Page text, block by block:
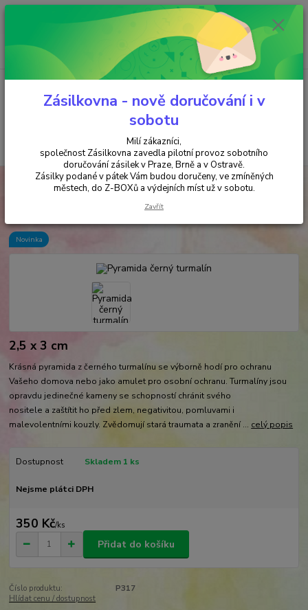
Minimální hodnota objednávky je 200 kč. Při nákupu nad 2000,- Kč je
požadována platba předem na účet.
Menu
+420 737 737 037
(Po-Pá, 9-18 hod.)
za
MAGIE Pyramida černý turmalín
Pyramida černý turmalín
Novinka
2,5 x 3 cm
Krásná pyramida z černého turmalínu se výborně hodí pro ochranu
Vašeho domova nebo jako amulet pro osobní ochranu. Turmalíny jsou
opravdu jedinečné kameny se schopností chránit svého
nositele a zaštítit ho před zlem, negativitou, pomluvami i
malevolentními kouzly. Zvědomují stará traumata a zranění ... celý popis
Dostupnost Skladem 1 ks
Nejsme plátci DPH
350 Kč/ks
Přidat do košíku
Číslo produktu:
P317
Hlídat cenu / dostupnost
Zásilkovna - nově doručování i v
sobotu
Milí zákazníci,
společnost Zásilkovna zavedla pilotní provoz sobotního
doručování zásilek v Praze, Brně a v Ostravě.
Zásilky podané v pátek Vám budou doručeny, ve zmíněných
městech, do Z-BOXů a výdejních míst už v sobotu.
Zavřít